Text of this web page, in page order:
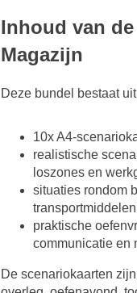
Inhoud van
Magazijn
Deze bundel bestaat
10x A4-
realistische
loszones en
situaties rondom
praktische
communicatie en
De scenariokaarten